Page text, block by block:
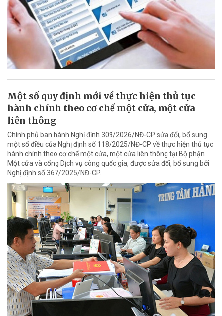
Một số quy định mới về thực hiện thủ tục
hành chính theo cơ chế một cửa, một cửa
liên thông
Chính phủ ban hành Nghị định 309/2026/NĐ-CP sửa đổi, bổ sung
một số điều của Nghị định số 118/2025/NĐ-CP về thực hiện thủ tục
hành chính theo cơ chế một cửa, một cửa liên thông tại Bộ phận
Một cửa và cổng Dịch vụ công quốc gia, được sửa đổi, bổ sung bởi
Nghị định số 367/2025/NĐ-CP.